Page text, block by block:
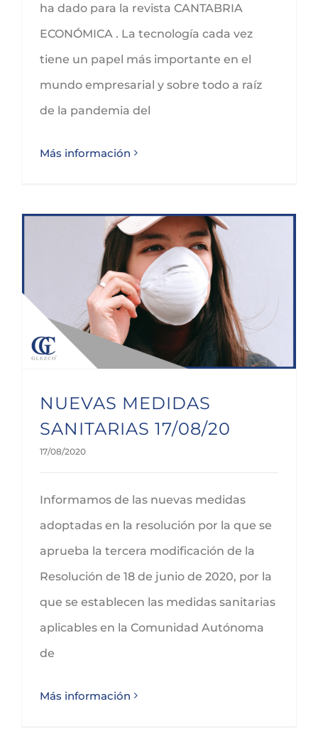
ha dado para la revista CANTABRIA
ECONÓMICA . La tecnología cada vez
tiene un papel más importante en el
mundo empresarial y sobre todo a raíz
de la pandemia del
Más información
NUEVAS MEDIDAS
SANITARIAS 17/08/20
17/08/2020
Informamos de las nuevas medidas
adoptadas en la resolución por la que se
aprueba la tercera modificación de la
Resolución de 18 de junio de 2020, por la
que se establecen las medidas sanitarias
aplicables en la Comunidad Autónoma
de
Más información